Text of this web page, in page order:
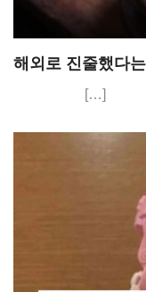
해외로 진줄했다
[…]